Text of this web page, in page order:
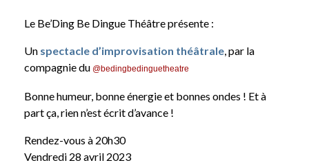
Le Be’Ding Be Dingue Théâtre présente :
Un spectacle d’improvisation théâtrale , par la
compagnie du @bedingbedinguetheatre
Bonne humeur, bonne énergie et bonnes ondes ! Et à
part ça, rien n’est écrit d’avance !
Rendez-vous à 20h30
Vendredi 28 avril 2023